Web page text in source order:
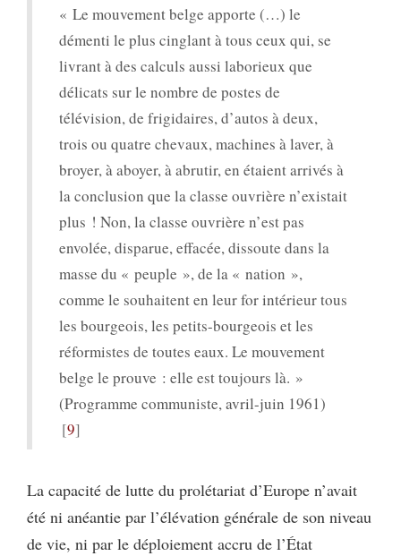
« Le mouvement belge apporte (…) le
démenti le plus cinglant à tous ceux qui, se
livrant à des calculs aussi laborieux que
délicats sur le nombre de postes de
télévision, de frigidaires, d’autos à deux,
trois ou quatre chevaux, machines à laver, à
broyer, à aboyer, à abrutir, en étaient arrivés à
la conclusion que la classe ouvrière n’existait
plus ! Non, la classe ouvrière n’est pas
envolée, disparue, effacée, dissoute dans la
masse du « peuple », de la « nation »,
comme le souhaitent en leur for intérieur tous
les bourgeois, les petits-bourgeois et les
réformistes de toutes eaux. Le mouvement
belge le prouve : elle est toujours là. »
(Programme communiste, avril-juin 1961)
9
La capacité de lutte du prolétariat d’Europe n’avait
été ni anéantie par l’élévation générale de son niveau
de vie, ni par le déploiement accru de l’État